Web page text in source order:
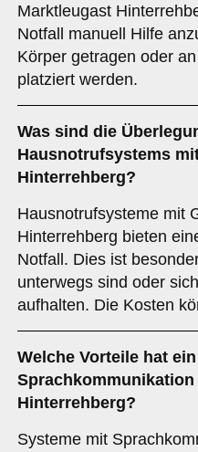
Marktleugast
Notfall manuell Hilfe
Körper getragen oder
platziert werden.
Was sind die
Hausnotrufsystems
Hinterrehberg?
Hausnotrufsysteme mit
Hinterrehberg bieten
Notfall. Dies ist
unterwegs sind oder
aufhalten. Die Kosten
Welche Vorteile hat
Hinterrehberg?
Systeme mit